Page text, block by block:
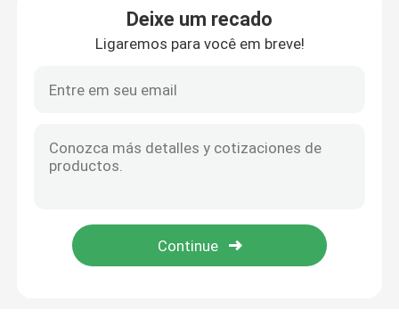
Impressão de livros infantis
Impressão de livros
Impressão de livros de arte em capa dura
Deixe um recado
Ligaremos para você em breve!